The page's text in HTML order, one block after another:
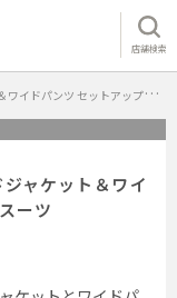
店舗検索
パンツ セットアップスーツ
ャケット＆ワイ
ーツ